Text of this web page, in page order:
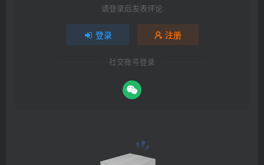
请登录后发表评论
登录 注册
社交账号登录